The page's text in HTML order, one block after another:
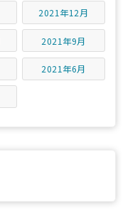
2021年12月
2021年9月
2021年6月